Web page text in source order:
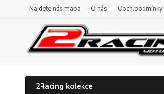
Najdete nás mapa O nás Obch.podmínky
2Racing kolekce